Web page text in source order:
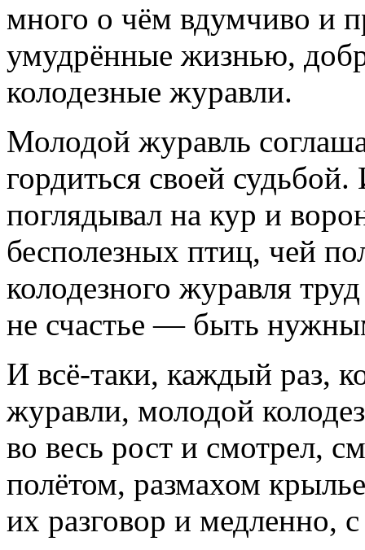
много о чём вдумчиво и
умудрённые жизнью,
колодезные журавли.
Молодой журавль
гордиться своей
поглядывал на кур и
бесполезных птиц, чей
колодезного журавля
не счастье — быть
И всё-таки, каждый раз,
журавли, молодой
во весь рост и смотрел,
полётом, размахом
их разговор и медленно,